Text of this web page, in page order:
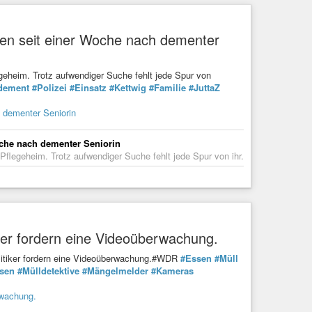
seit einer Woche nach dementer
Trotz aufwendiger Suche fehlt jede Spur von
#Polizei #Einsatz #Kettwig #Familie #JuttaZ
Seniorin
nach dementer Seniorin
Trotz aufwendiger Suche fehlt jede Spur von ihr.
fordern eine Videoüberwachung.
fordern eine Videoüberwachung.#WDR #Essen #Müll
#Mülldetektive #Mängelmelder #Kameras